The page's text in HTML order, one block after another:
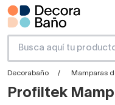
Decorabaño Mamparas
Profiltek